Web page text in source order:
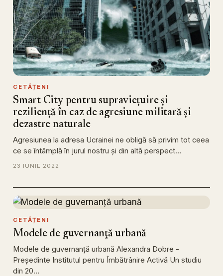
CETĂȚENI
Smart City pentru supraviețuire și
reziliență în caz de agresiune militară și
dezastre naturale
Agresiunea la adresa Ucrainei ne obligă să privim tot ceea
ce se întâmplă în jurul nostru și din altă perspect…
23 IUNIE 2022
CETĂȚENI
Modele de guvernanţă urbană
Modele de guvernanţă urbană Alexandra Dobre -
Președinte Institutul pentru Îmbătrânire Activă Un studiu
din 20…